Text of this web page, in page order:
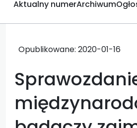
Aktualny numerArchiwum
Opublikowane: 2020-01-16